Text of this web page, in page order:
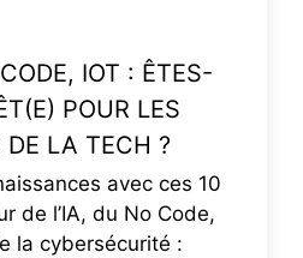
IOT : ÊTES-
POUR LES
DE LA TECH ?
avec ces 10
de l’IA, du No Code,
la cybersécurité :